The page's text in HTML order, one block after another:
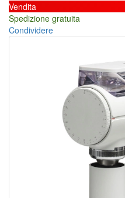
Vendita
Spedizione gratuita
Condividere